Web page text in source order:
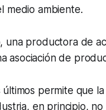
medio ambiente.
una productora de
asociación de
permite que
en principio,